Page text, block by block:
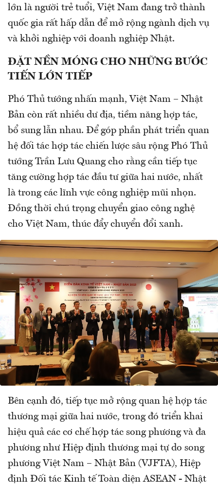
lớn là người trẻ tuổi, Việt Nam đang trở thành
quốc gia rất hấp dẫn để mở rộng ngành dịch vụ
và khởi nghiệp với doanh nghiệp Nhật.
ĐẶT NỀN MÓNG CHO NHỮNG BƯỚC
TIẾN LỚN TIẾP
Phó Thủ tướng nhấn mạnh, Việt Nam – Nhật
Bản còn rất nhiều dư địa, tiềm năng hợp tác,
bổ sung lẫn nhau. Để góp phần phát triển quan
hệ đối tác hợp tác chiến lược sâu rộng Phó Thủ
tướng Trần Lưu Quang cho rằng cần tiếp tục
tăng cường hợp tác đầu tư giữa hai nước, nhất
là trong các lĩnh vực công nghiệp mũi nhọn.
Đồng thời chú trọng chuyển giao công nghệ
cho Việt Nam, thúc đẩy chuyển đổi xanh.
Bên cạnh đó, tiếp tục mở rộng quan hệ hợp tác
thương mại giữa hai nước, trong đó triển khai
hiệu quả các cơ chế hợp tác song phương và đa
phương như Hiệp định thương mại tự do song
phương Việt Nam – Nhật Bản (VJFTA), Hiệp
định Đối tác Kinh tế Toàn diện ASEAN - Nhật